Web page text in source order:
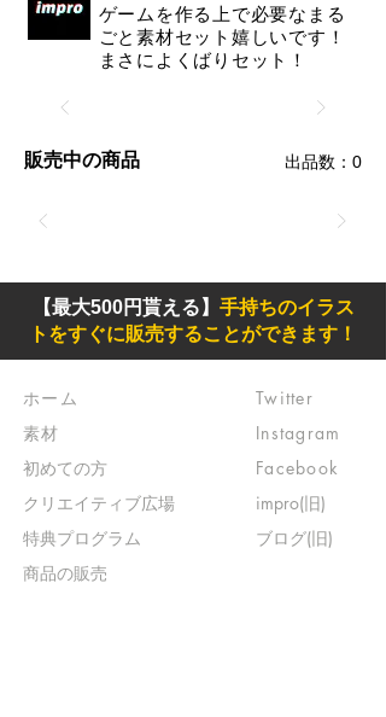
ゲームを作る上で必要なまる
ごと素材セット嬉しいです！
まさによくばりセット！
販売中の商品 ​出品数：0
【最大500円貰える】 手持ちのイラス
トをすぐに販売することができます！
ホーム
素材
初めての方
​クリエイティブ広場
​特典プログラム
​商品の販売
Twitter
Instagram
Facebook
impro(旧)​
ブログ(旧)